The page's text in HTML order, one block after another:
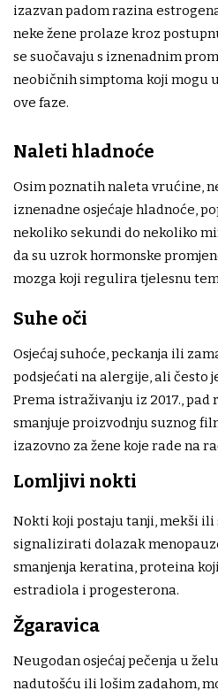
izazvan padom razina
neke žene prolaze kroz
se suočavaju s iznenadnim
neobičnih simptoma koji mogu
ove faze.
Naleti hladnoće
Osim poznatih naleta vrućine,
iznenadne osjećaje hladnoće,
nekoliko sekundi do nekoliko
da su uzrok hormonske
mozga koji regulira tjelesnu
Suhe oči
Osjećaj suhoće, peckanja ili
podsjećati na alergije, ali često
Prema istraživanju iz 2017.,
smanjuje proizvodnju suznog
izazovno za žene koje rade na
Lomljivi nokti
Nokti koji postaju tanji, mekši ili
signalizirati dolazak
smanjenja keratina, proteina
estradiola i progesterona.
Žgaravica
Neugodan osjećaj pečenja u
nadutošću ili lošim zadahom,